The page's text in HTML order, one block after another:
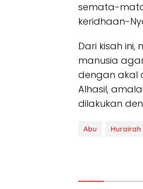
semata-
keridhaan-
Dari kisah
manusia
dengan akal
Alhasil,
dilakukan
Abu Hurairah